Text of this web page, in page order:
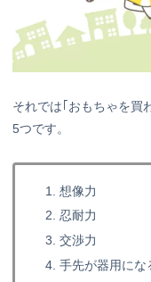
それでは｢おもちゃを買
5つです。
想像力
忍耐力
交渉力
手先が器用にな